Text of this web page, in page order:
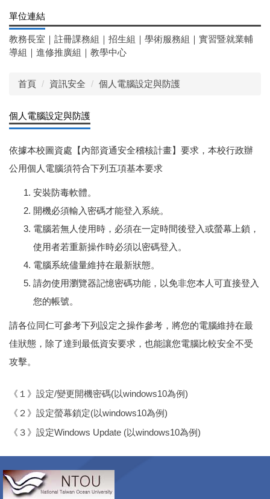
單位連結
教務長室 ｜ 註冊課務組 ｜ 招生組 ｜ 學術服務組 ｜ 實習暨就業輔
導組 ｜ 進修推廣組 ｜ 教學中心
首頁 資訊安全 個人電腦設定與防護
個人電腦設定與防護
依據本校圖資處【內部資通安全稽核計畫】要求，本校行政辦
公用個人電腦須符合下列五項基本要求
安裝防毒軟體。
開機必須輸入密碼才能登入系統。
電腦若無人使用時，必須在一定時間後登入或螢幕上鎖，
使用者若重新操作時必須以密碼登入。
電腦系統儘量維持在最新狀態。
請勿使用瀏覽器記憶密碼功能，以免非您本人可直接登入
您的帳號。
請各位同仁可參考下列設定之操作參考，將您的電腦維持在最
佳狀態，除了達到最低資安要求，也能讓您電腦比較安全不受
攻擊。
《１》設定/變更開機密碼(以windows10為例)
《２》設定螢幕鎖定(以windows10為例)
《３》設定Windows Update (以windows10為例)